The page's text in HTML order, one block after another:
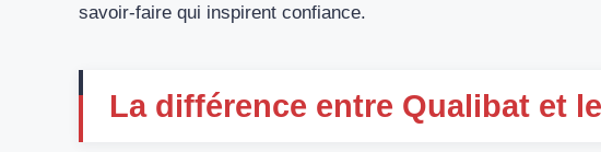
savoir-faire qui inspirent confiance.
La différence entre Qualibat et